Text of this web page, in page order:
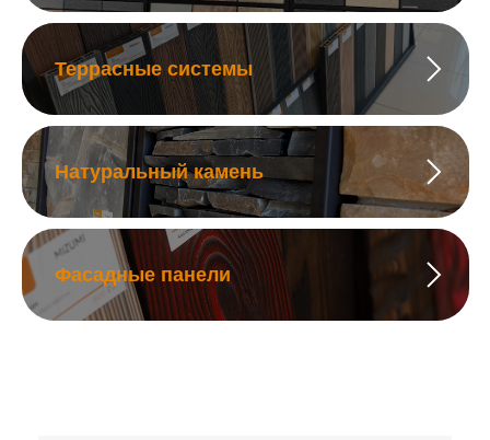
Террасные системы
Натуральный камень
Фасадные панели